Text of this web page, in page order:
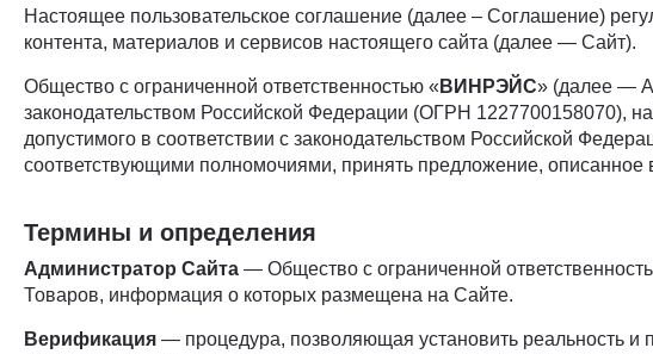
Настоящее пользовательское соглашение (далее – Соглашение)
контента, материалов и сервисов настоящего сайта (далее — Сайт).
Общество с ограниченной ответственностью « ВИНРЭЙС» (далее —
законодательством Российской Федерации (ОГРН 1227700158070),
допустимого в соответствии с законодательством Российской
соответствующими полномочиями, принять предложение,
Термины и определения
Администратор Сайта — Общество с ограниченной
Товаров, информация о которых размещена на Сайте.
Верификация — процедура, позволяющая установить реальность и